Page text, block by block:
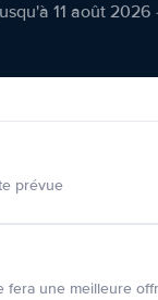
11 août 2026
prévue
fera une meilleure